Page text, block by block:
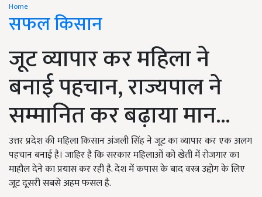
Home
सफल किसान
जूट व्यापार कर महिला ने
बनाई पहचान, राज्यपाल ने
सम्मानित कर बढ़ाया मान...
उत्तर प्रदेश की महिला किसान अंजली सिंह ने जूट का व्यापार कर एक अलग
पहचान बनाई है। जाहिर है कि सरकार महिलाओं को खेती में रोजगार का
माहौल देने का प्रयास कर रही है. देश में कपास के बाद वस्त्र उद्दोग के लिए
जूट दूसरी सबसे अहम फसल है.